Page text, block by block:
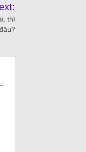
thì